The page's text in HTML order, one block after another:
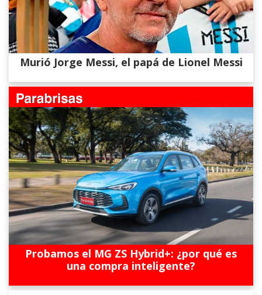
Murió Jorge Messi, el papá de Lionel Messi
Probamos el MG ZS Hybrid+: ¿por qué es
una compra inteligente?